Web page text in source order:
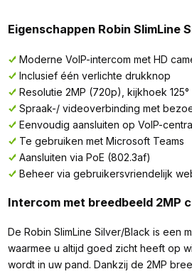
Eigenschappen Robin SlimLine
Moderne VoIP-intercom met HD
Inclusief één verlichte drukknop
Resolutie 2MP (720p), kijkhoek 125°
Spraak-/ videoverbinding met
Eenvoudig aansluiten op VoIP-
Te gebruiken met Microsoft Teams
Aansluiten via PoE (802.3af)
Beheer via gebruikersvriendelijk
Intercom met breedbeeld 2MP
De Robin SlimLine Silver/Black is een
waarmee u altijd goed zicht heeft op
wordt in uw pand. Dankzij de 2MP